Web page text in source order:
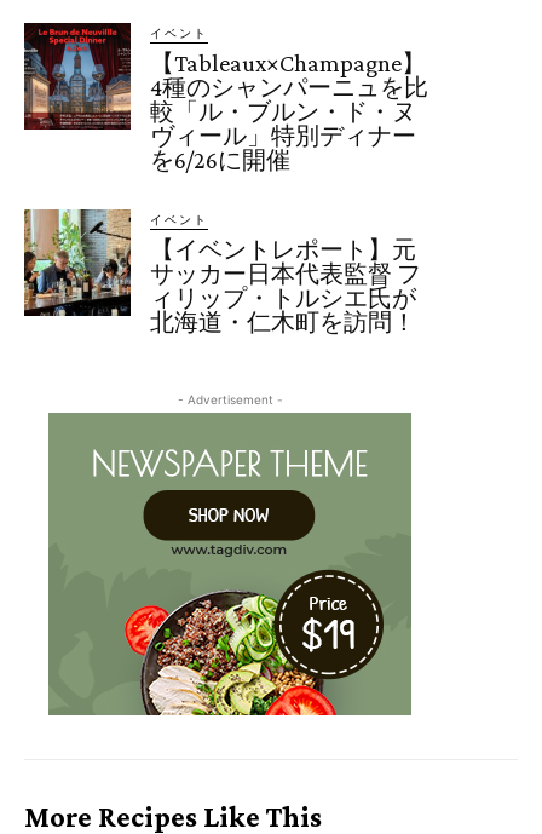
イベント
【Tableaux×Champagne】
4種のシャンパーニュを比
較「ル・ブルン・ド・ヌ
ヴィール」特別ディナー
を6/26に開催
イベント
【イベントレポート】元
サッカー日本代表監督 フ
ィリップ・トルシエ氏が
北海道・仁木町を訪問！
- Advertisement -
More Recipes Like This